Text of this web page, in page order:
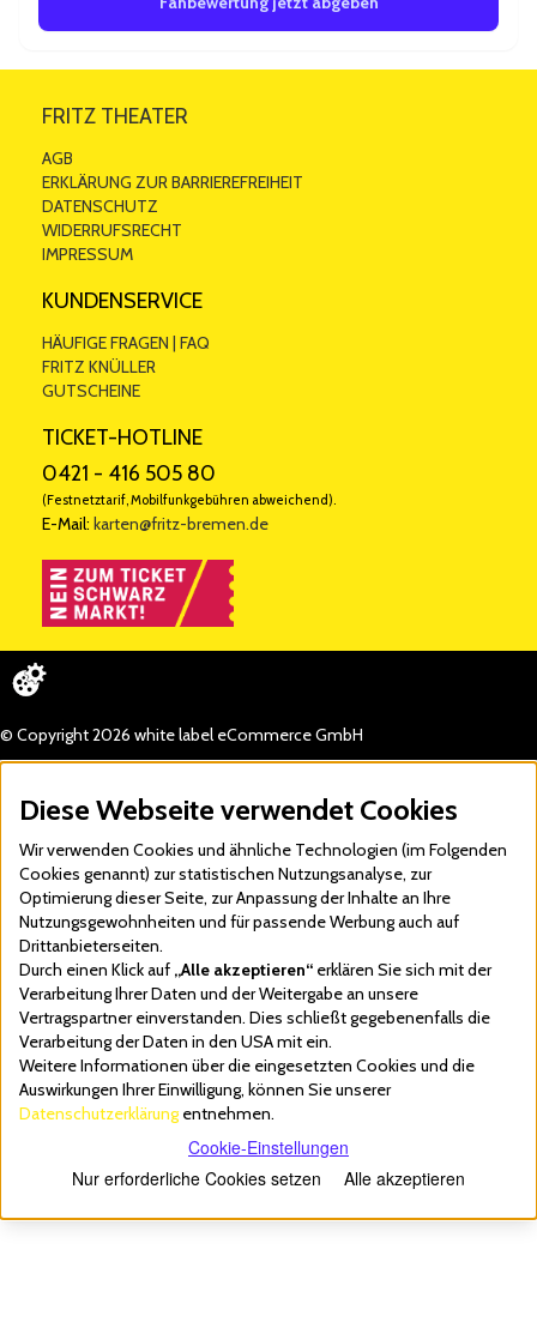
FRITZ THEATER
AGB
ERKLÄRUNG ZUR BARRIEREFREIHEIT
DATENSCHUTZ
WIDERRUFSRECHT
IMPRESSUM
KUNDENSERVICE
HÄUFIGE FRAGEN | FAQ
FRITZ KNÜLLER
GUTSCHEINE
TICKET-HOTLINE
0421 - 416 505 80
(Festnetztarif, Mobilfunkgebühren abweichend).
E-Mail: karten@fritz-bremen.de
© Copyright 2026 white label eCommerce GmbH
Diese Webseite verwendet Cookies
Wir verwenden Cookies und ähnliche Technologien (im Folgenden
Cookies genannt) zur statistischen Nutzungsanalyse, zur
Optimierung dieser Seite, zur Anpassung der Inhalte an Ihre
Nutzungsgewohnheiten und für passende Werbung auch auf
Drittanbieterseiten.
Durch einen Klick auf „Alle akzeptieren“ erklären Sie sich mit der
Verarbeitung Ihrer Daten und der Weitergabe an unsere
Vertragspartner einverstanden. Dies schließt gegebenenfalls die
Verarbeitung der Daten in den USA mit ein.
Weitere Informationen über die eingesetzten Cookies und die
Auswirkungen Ihrer Einwilligung, können Sie unserer
Datenschutzerklärungentnehmen.
Cookie-Einstellungen
Nur erforderliche Cookies setzen
Alle akzeptieren